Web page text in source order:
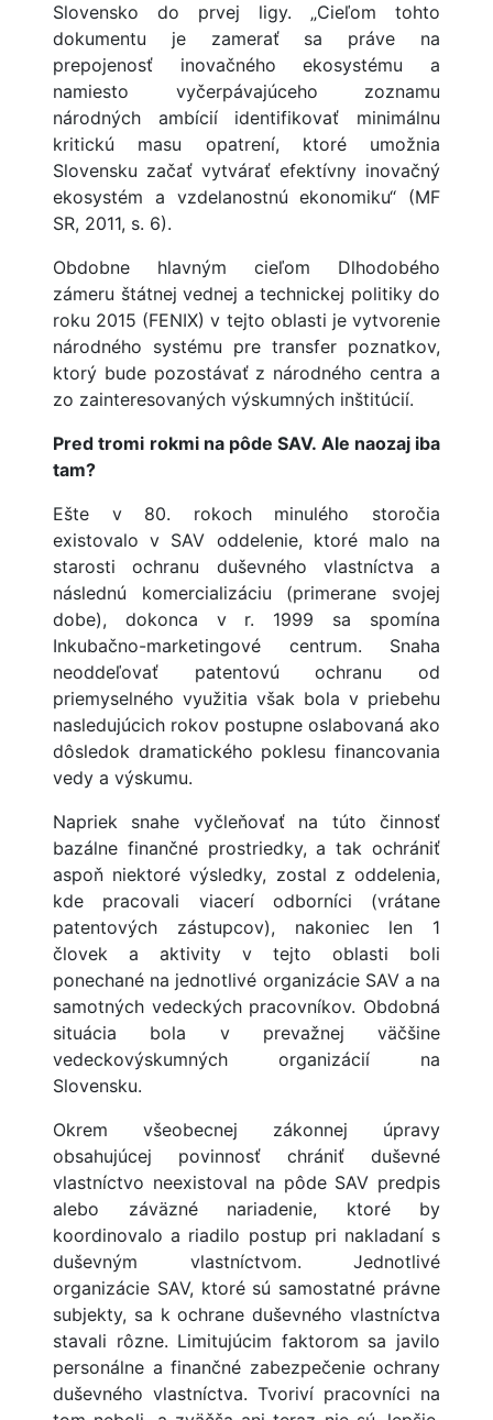
Slovensko do prvej ligy. „Cieľom tohto
dokumentu je zamerať sa práve na
prepojenosť inovačného ekosystému a
namiesto vyčerpávajúceho zoznamu
národných ambícií identifikovať minimálnu
kritickú masu opatrení, ktoré umožnia
Slovensku začať vytvárať efektívny inovačný
ekosystém a vzdelanostnú ekonomiku“ (MF
SR, 2011, s. 6).
Obdobne hlavným cieľom Dlhodobého
zámeru štátnej vednej a technickej politiky do
roku 2015 (FENIX) v tejto oblasti je vytvorenie
národného systému pre transfer poznatkov,
ktorý bude pozostávať z národného centra a
zo zainteresovaných výskumných inštitúcií.
Pred tromi rokmi na pôde SAV. Ale naozaj iba
tam?
Ešte v 80. rokoch minulého storočia
existovalo v SAV oddelenie, ktoré malo na
starosti ochranu duševného vlastníctva a
následnú komercializáciu (primerane svojej
dobe), dokonca v r. 1999 sa spomína
Inkubačno-marketingové centrum. Snaha
neoddeľovať patentovú ochranu od
priemyselného využitia však bola v priebehu
nasledujúcich rokov postupne oslabovaná ako
dôsledok dramatického poklesu financovania
vedy a výskumu.
Napriek snahe vyčleňovať na túto činnosť
bazálne finančné prostriedky, a tak ochrániť
aspoň niektoré výsledky, zostal z oddelenia,
kde pracovali viacerí odborníci (vrátane
patentových zástupcov), nakoniec len 1
človek a aktivity v tejto oblasti boli
ponechané na jednotlivé organizácie SAV a na
samotných vedeckých pracovníkov. Obdobná
situácia bola v prevažnej väčšine
vedeckovýskumných organizácií na
Slovensku.
Okrem všeobecnej zákonnej úpravy
obsahujúcej povinnosť chrániť duševné
vlastníctvo neexistoval na pôde SAV predpis
alebo záväzné nariadenie, ktoré by
koordinovalo a riadilo postup pri nakladaní s
duševným vlastníctvom. Jednotlivé
organizácie SAV, ktoré sú samostatné právne
subjekty, sa k ochrane duševného vlastníctva
stavali rôzne. Limitujúcim faktorom sa javilo
personálne a finančné zabezpečenie ochrany
duševného vlastníctva. Tvoriví pracovníci na